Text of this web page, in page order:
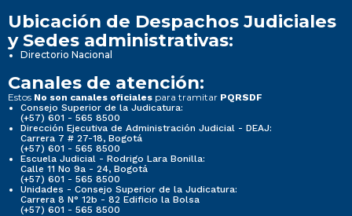
Ubicación de Despachos Judiciales
y Sedes administrativas:
Directorio Nacional
Canales de atención:
Estos No son canales oficiales para tramitar PQRSDF
Consejo Superior de la Judicatura:
(+57) 601 - 565 8500
Dirección Ejecutiva de Administración Judicial - DEAJ:
Carrera 7 # 27-18, Bogotá
(+57) 601 - 565 8500
Escuela Judicial - Rodrigo Lara Bonilla:
Calle 11 No 9a - 24, Bogotá
(+57) 601 - 565 8500
Unidades - Consejo Superior de la Judicatura:
Carrera 8 N° 12b - 82 Edificio la Bolsa
(+57) 601 - 565 8500